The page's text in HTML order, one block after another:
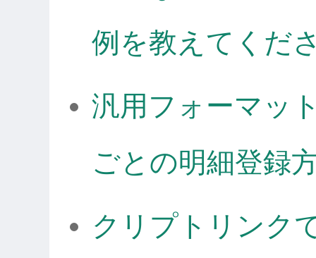
例を教えてくだ
汎用フォーマッ
ごとの明細登録
クリプトリンク